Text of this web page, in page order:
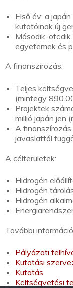
Első év: a
kutatóinak új
Második-ötödik
egyetemek és
A finanszírozás:
Teljes
(mintegy
Projektek
millió japán jen
A
javaslattól
A célterületek:
Hidrogén
Hidrogén
Hidrogén
További
Pályázati
Kutatási
Kutatás
Költségvetési